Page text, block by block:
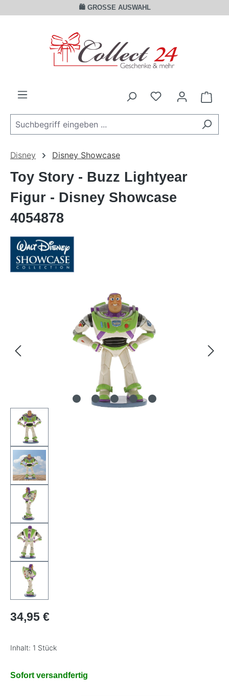
Zum Hauptinhalt springen🛍️ GROSSE AUSWAHL
Disney Disney Showcase
Toy Story - Buzz Lightyear
Figur - Disney Showcase
4054878
Bildergalerie überspringen
Regulärer Preis:
34,95 €
Inhalt: 1 Stück
Sofort versandfertig